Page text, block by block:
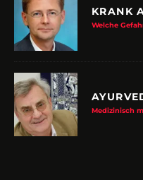
KRANK
Welche
Medizinisch